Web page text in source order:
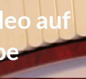
auf